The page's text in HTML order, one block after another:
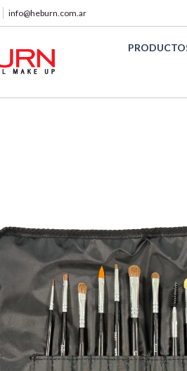
info@heburn.com.ar